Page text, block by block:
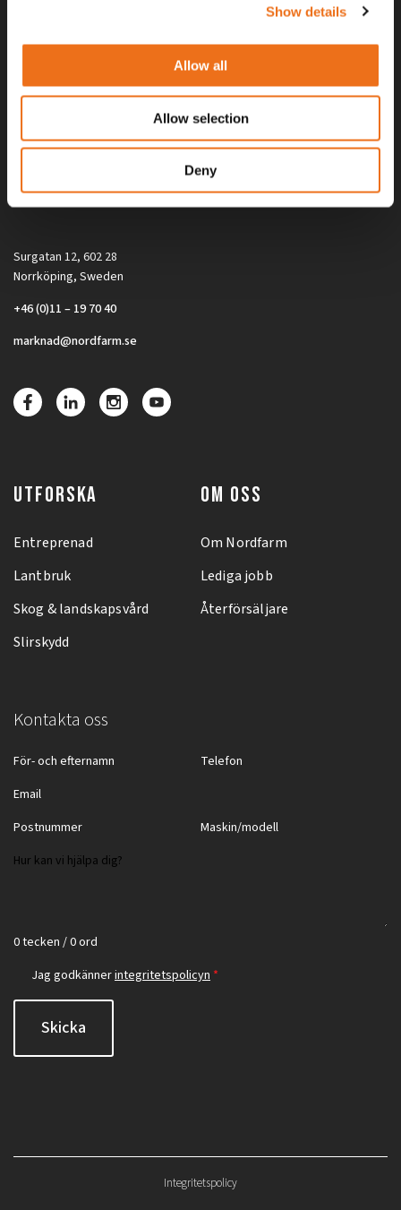
Show details
Allow all
Allow selection
Deny
Alla priser på tillbehör och tillval gäller vid köp av ny maskin. Priserna
gäller inte vid köp av enskild produkt, till exempel
Surgatan 12, 602 28
Norrköping, Sweden
+46 (0)11 – 19 70 40
marknad@nordfarm.se
UTFORSKA
Entreprenad
Lantbruk
Skog & landskapsvård
Slirskydd
OM OSS
Om Nordfarm
Lediga jobb
Återförsäljare
Kontakta oss
0 tecken / 0 ord
Jag godkännerintegritetspolicyn *
Skicka
Integritetspolicy